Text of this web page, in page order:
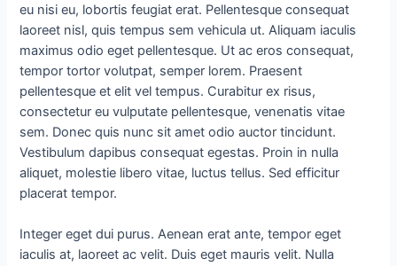
eu nisi eu, lobortis feugiat erat. Pellentesque consequat
laoreet nisl, quis tempus sem vehicula ut. Aliquam iaculis
maximus odio eget pellentesque. Ut ac eros consequat,
tempor tortor volutpat, semper lorem. Praesent
pellentesque et elit vel tempus. Curabitur ex risus,
consectetur eu vulputate pellentesque, venenatis vitae
sem. Donec quis nunc sit amet odio auctor tincidunt.
Vestibulum dapibus consequat egestas. Proin in nulla
aliquet, molestie libero vitae, luctus tellus. Sed efficitur
placerat tempor.
Integer eget dui purus. Aenean erat ante, tempor eget
iaculis at, laoreet ac velit. Duis eget mauris velit. Nulla